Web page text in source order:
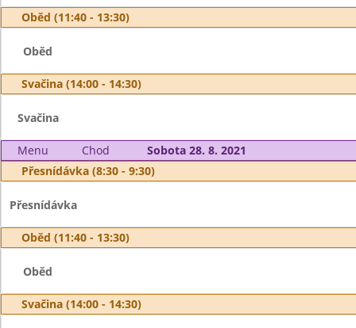
Oběd (11:40 - 13:30)
Oběd
Svačina (14:00 - 14:30)
Svačina
Menu Chod
Sobota 28. 8. 2021
Přesnídávka (8:30 - 9:30)
Přesnídávka
Oběd (11:40 - 13:30)
Oběd
Svačina (14:00 - 14:30)